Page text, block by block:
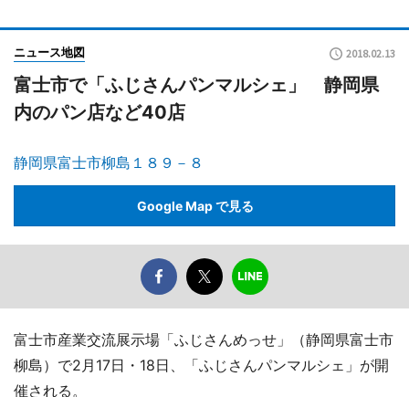
ニュース地図 2018.02.13
富士市で「ふじさんパンマルシェ」 静岡県
内のパン店など40店
静岡県富士市柳島１８９－８
Google Map で見る
富士市産業交流展示場「ふじさんめっせ」（静岡県富士市
柳島）で2月17日・18日、「ふじさんパンマルシェ」が開
催される。